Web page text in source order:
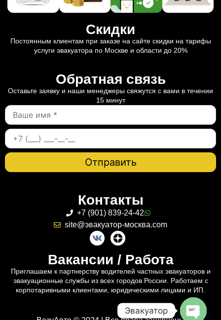
Скидки
Постоянным клиентам при заказе на сайте скидки на тарифы
услуги эвакуатора по Москве и области до 20%
Обратная связь
Оставьте заявку и наши менеджеры свяжутся с вами в течении
15 минут
Контакты
+7 (901) 839-24-42
site@эвакуатор-москва.com
Вакансии / Работа
Приглашаем к партнерству водителей частных эвакуаторов и
эвакуационные службы из всех городов России. Работаем с
корпотаривными клиентами, юридическими лицами и ИП.
Эвакуатор